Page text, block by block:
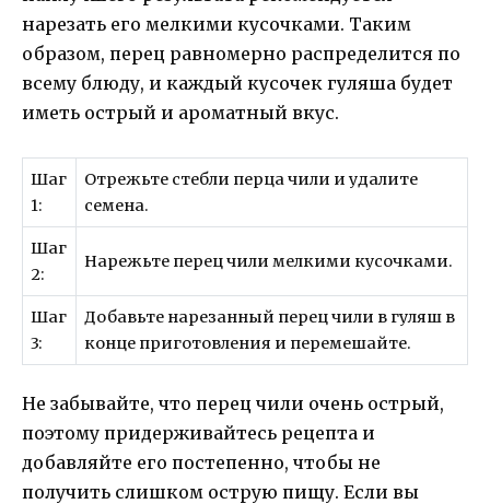
нарезать его мелкими кусочками. Таким
образом, перец равномерно распределится по
всему блюду, и каждый кусочек гуляша будет
иметь острый и ароматный вкус.
Шаг
1:
Отрежьте стебли перца чили и удалите
семена.
Шаг
2:
Нарежьте перец чили мелкими кусочками.
Шаг
3:
Добавьте нарезанный перец чили в гуляш в
конце приготовления и перемешайте.
Не забывайте, что перец чили очень острый,
поэтому придерживайтесь рецепта и
добавляйте его постепенно, чтобы не
получить слишком острую пищу. Если вы